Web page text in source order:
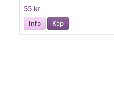
55 kr
Info Köp